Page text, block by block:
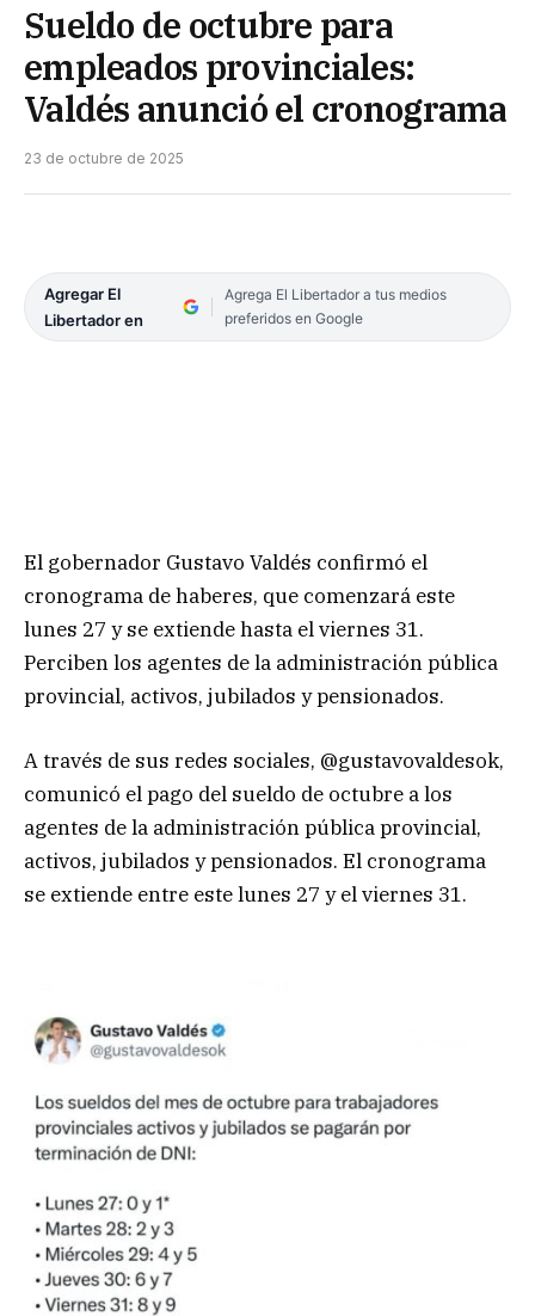
Sueldo de octubre para
empleados provinciales:
Valdés anunció el cronograma
23 de octubre de 2025
Agregar El
Libertador en
Agrega El Libertador a tus medios
preferidos en Google
El gobernador Gustavo Valdés confirmó el
cronograma de haberes, que comenzará este
lunes 27 y se extiende hasta el viernes 31.
Perciben los agentes de la administración pública
provincial, activos, jubilados y pensionados.
A través de sus redes sociales, @gustavovaldesok,
comunicó el pago del sueldo de octubre a los
agentes de la administración pública provincial,
activos, jubilados y pensionados. El cronograma
se extiende entre este lunes 27 y el viernes 31.